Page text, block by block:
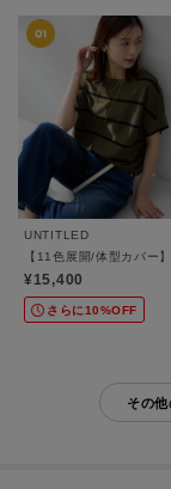
UNTITLED
【11色展開/体型カバー
¥15,400
さらに10%OFF
その